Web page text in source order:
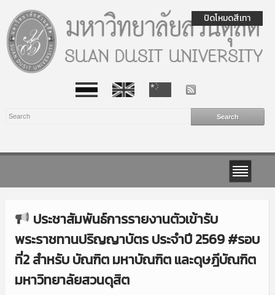
ประชาสัมพันธ์การรายงานตัวเข้ารับ
พระราชทานปริญญาบัตร ประจำปี 2569 #รอบ
ที่2 สำหรับ บัณฑิต มหาบัณฑิต และดุษฎีบัณฑิต
มหาวิทยาลัยสวนดุสิต
ปิดโหมดสีเทา